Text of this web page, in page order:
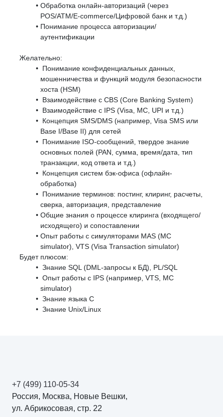
Обработка онлайн-авторизаций (через
POS/ATM/E-commerce/Цифровой банк и т.д.)
Понимание процесса авторизации/
аутентификации
Желательно:
Понимание конфиденциальных данных,
мошенничества и функций модуля безопасности
хоста (HSM)
Взаимодействие с CBS (Core Banking System)
Взаимодействие с IPS (Visa, MC, UPI и т.д.)
Концепция SMS/DMS (например, Visa SMS или
Base I/Base II) для сетей
Понимание ISO-сообщений, твердое знание
основных полей (PAN, сумма, время/дата, тип
транзакции, код ответа и т.д.)
Концепция систем бэк-офиса (офлайн-
обработка)
Понимание терминов: постинг, клиринг, расчеты,
сверка, авторизация, представление
Общие знания о процессе клиринга (входящего/
исходящего) и сопоставлении
Опыт работы с симуляторами MAS (MC
simulator), VTS (Visa Transaction simulator)
Будет плюсом:
Знание SQL (DML-запросы к БД), PL/SQL
Опыт работы с IPS (например, VTS, MC
simulator)
Знание языка C
Знание Unix/Linux
+7 (499) 110-05-34
Россия, Москва, Новые Вешки,
ул. Абрикосовая, стр. 22